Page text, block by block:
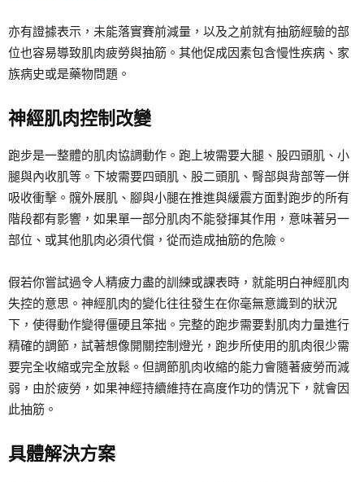
亦有證據表示，未能落實賽前減量，以及之前就有抽筋經驗的部
位也容易導致肌肉疲勞與抽筋。其他促成因素包含慢性疾病、家
族病史或是藥物問題。
神經肌肉控制改變
跑步是一整體的肌肉協調動作。跑上坡需要大腿、股四頭肌、小
腿與內收肌等。下坡需要四頭肌、股二頭肌、臀部與背部等一併
吸收衝擊。髖外展肌、腳與小腿在推進與緩震方面對跑步的所有
階段都有影響，如果單一部分肌肉不能發揮其作用，意味著另一
部位、或其他肌肉必須代償，從而造成抽筋的危險。
假若你嘗試過令人精疲力盡的訓練或課表時，就能明白神經肌肉
失控的意思。神經肌肉的變化往往發生在你毫無意識到的狀況
下，使得動作變得僵硬且笨拙。完整的跑步需要對肌肉力量進行
精確的調節，試著想像開關控制燈光，跑步所使用的肌肉很少需
要完全收縮或完全放鬆。但調節肌肉收縮的能力會隨著疲勞而減
弱，由於疲勞，如果神經持續維持在高度作功的情況下，就會因
此抽筋。
具體解決方案